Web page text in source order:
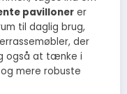
pavilloner er
til daglig brug,
der
også at tænke i
og mere robuste